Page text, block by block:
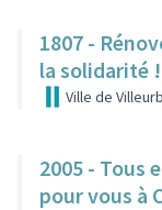
1807 -
la solidarité !
Ville de
2005 - Tous
pour vous à